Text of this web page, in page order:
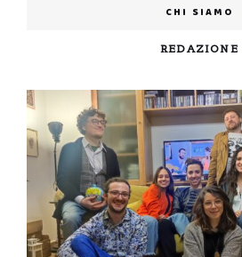
CHI SIAMO
REDAZIONE